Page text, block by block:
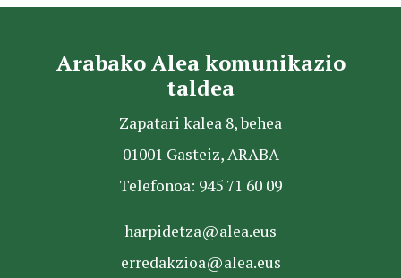
Arabako Alea komunikazio
taldea
Zapatari kalea 8, behea
01001 Gasteiz, ARABA
Telefonoa: 945 71 60 09
harpidetza@alea.eus
erredakzioa@alea.eus